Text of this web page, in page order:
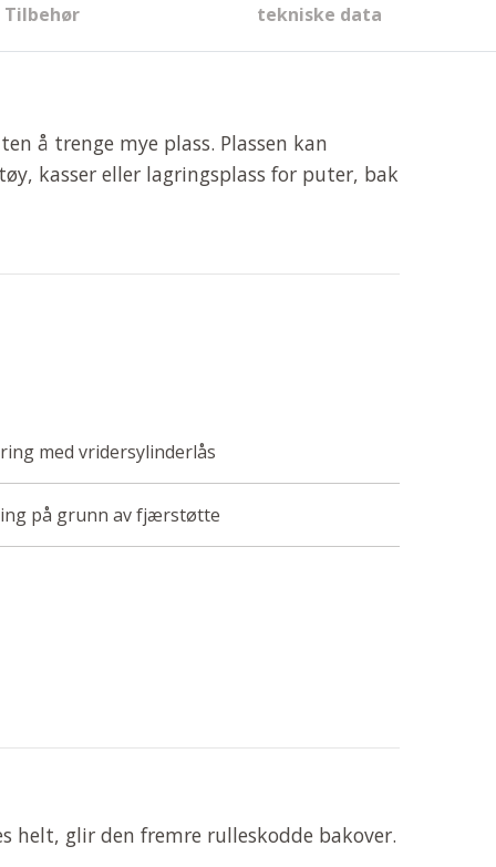
Tilbehør tekniske data
å trenge mye plass. Plassen kan
kasser eller lagringsplass for puter, bak
med vridersylinderlås
på grunn av fjærstøtte
helt, glir den fremre rulleskodde bakover.